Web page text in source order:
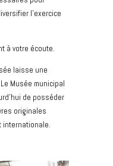
l’exercice
à votre écoute.
laisse une
Musée municipal
de posséder
originales
internationale.